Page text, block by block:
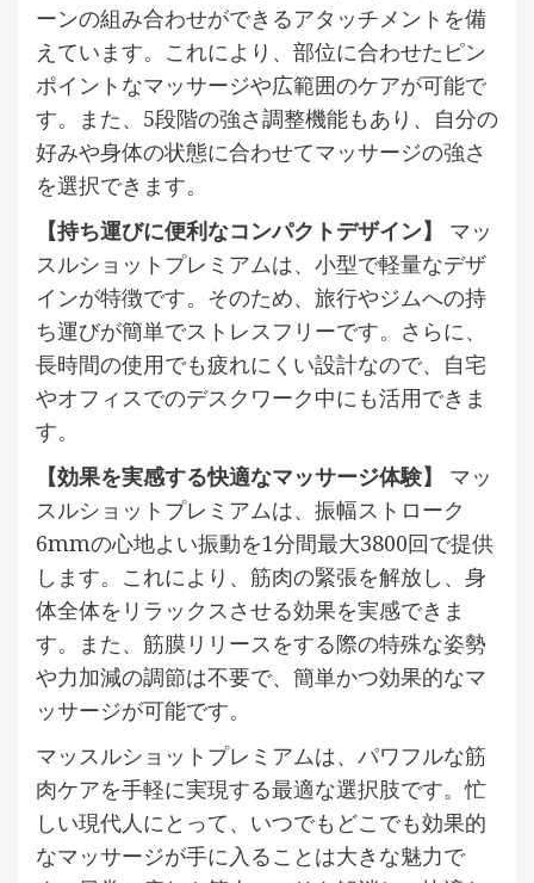
ーンの組み合わせができるアタッチメントを備
えています。これにより、部位に合わせたピン
ポイントなマッサージや広範囲のケアが可能で
す。また、5段階の強さ調整機能もあり、自分の
好みや身体の状態に合わせてマッサージの強さ
を選択できます。
【持ち運びに便利なコンパクトデザイン】
マッ
スルショットプレミアムは、小型で軽量なデザ
インが特徴です。そのため、旅行やジムへの持
ち運びが簡単でストレスフリーです。さらに、
長時間の使用でも疲れにくい設計なので、自宅
やオフィスでのデスクワーク中にも活用できま
す。
【効果を実感する快適なマッサージ体験】
マッ
スルショットプレミアムは、振幅ストローク
6mmの心地よい振動を1分間最大3800回で提供
します。これにより、筋肉の緊張を解放し、身
体全体をリラックスさせる効果を実感できま
す。また、筋膜リリースをする際の特殊な姿勢
や力加減の調節は不要で、簡単かつ効果的なマ
ッサージが可能です。
マッスルショットプレミアムは、パワフルな筋
肉ケアを手軽に実現する最適な選択肢です。忙
しい現代人にとって、いつでもどこでも効果的
なマッサージが手に入ることは大きな魅力で